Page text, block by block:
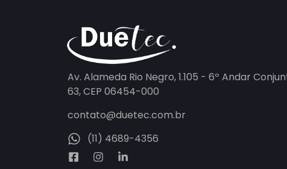
Av. Alameda Rio Negro, 1.105 - 6º Andar
63, CEP 06454-000
contato@duetec.com.br
(11) 4689-4356